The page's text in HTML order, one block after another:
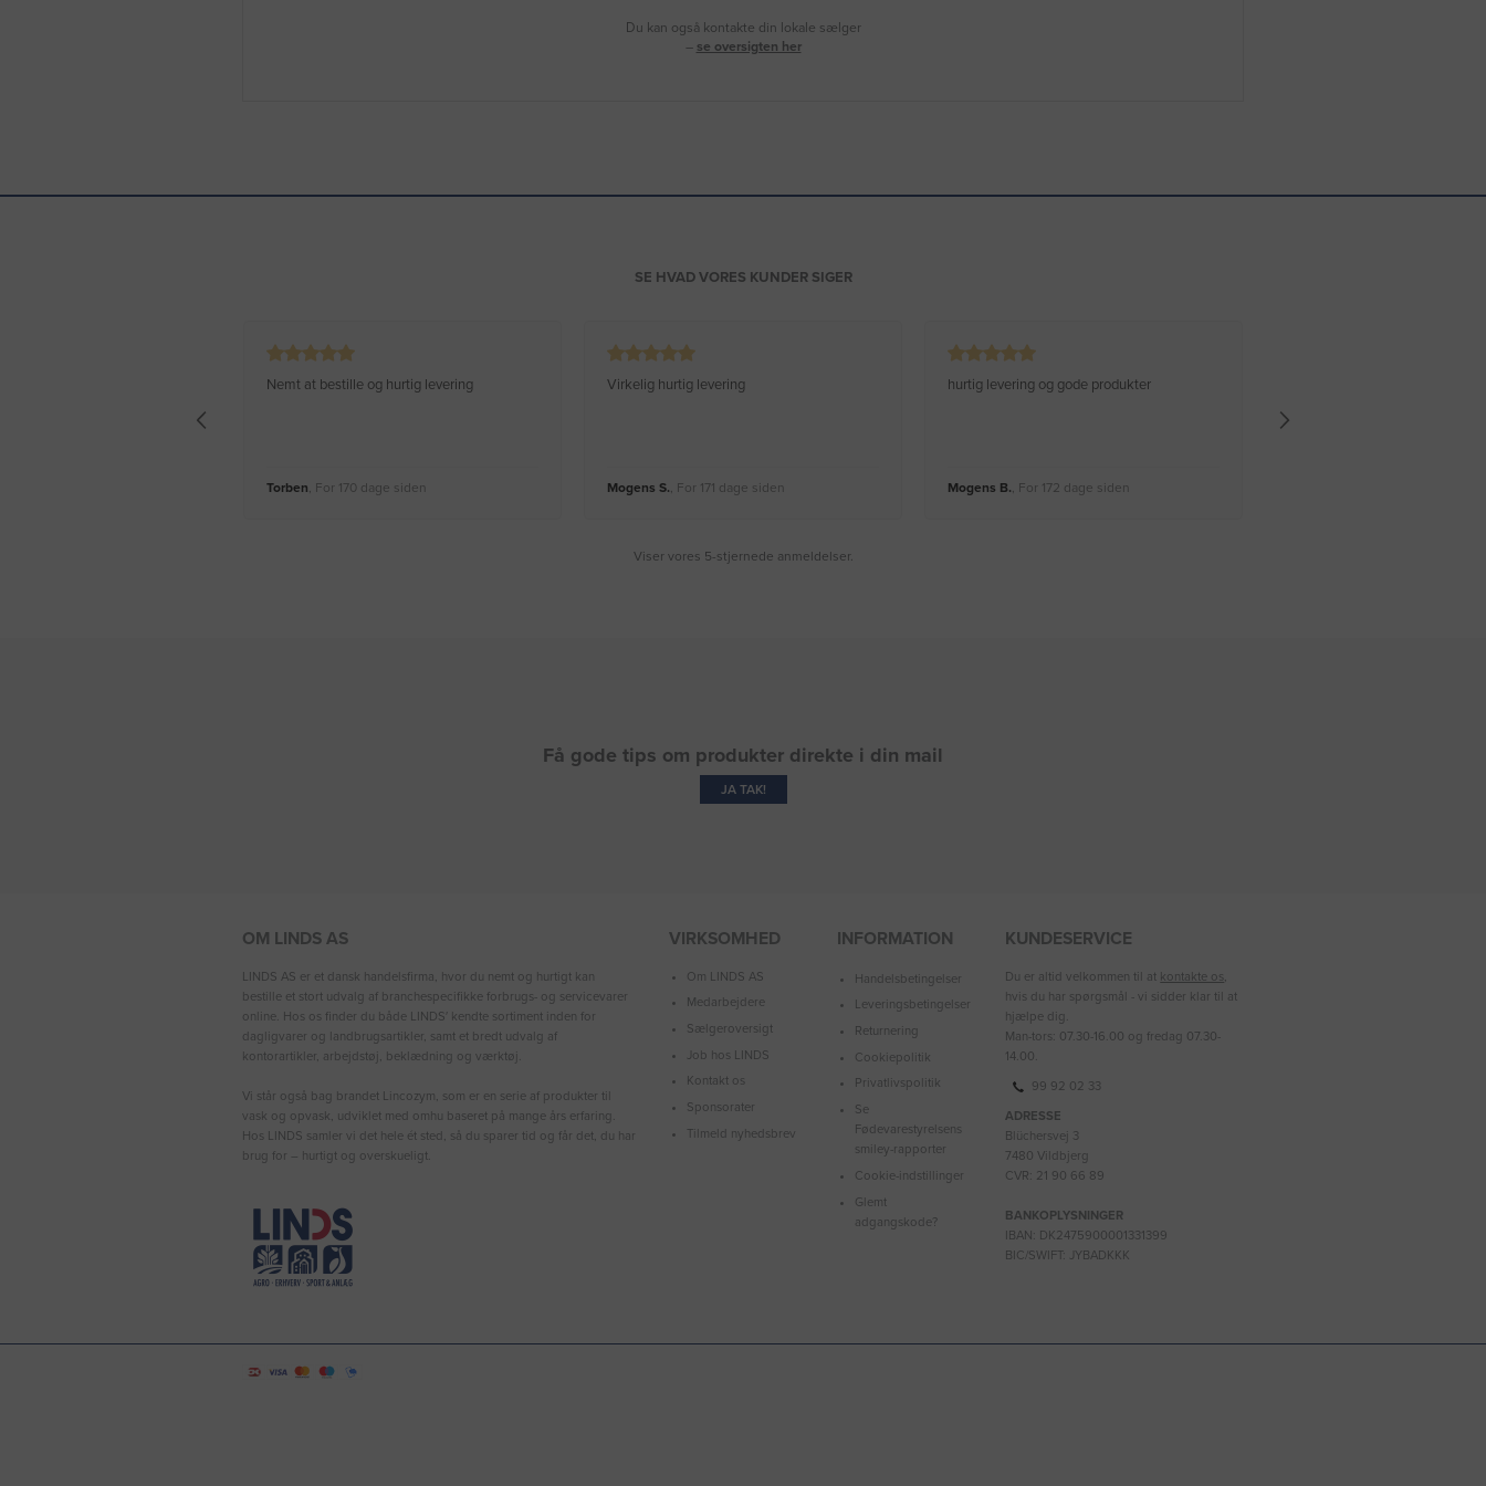
Du kan også kontakte din lokale sælger
– se oversigten her
SE HVAD VORES KUNDER SIGER
Nemt at bestille og hurtig levering
Torben, For 170 dage siden
Virkelig hurtig levering
Mogens S., For 171 dage siden
hurtig levering og gode produkter
Mogens B., For 172 dage siden
Viser vores 5-stjernede anmeldelser.
Få gode tips om produkter direkte i din mail
JA TAK!
OM LINDS AS
LINDS AS er et dansk handelsfirma, hvor du nemt og hurtigt kan
bestille et stort udvalg af branchespecifikke forbrugs- og servicevarer
online. Hos os finder du både LINDS′ kendte sortiment inden for
dagligvarer og landbrugsartikler, samt et bredt udvalg af
kontorartikler, arbejdstøj, beklædning og værktøj.
Vi står også bag brandet Lincozym, som er en serie af produkter til
vask og opvask, udviklet med omhu baseret på mange års erfaring.
Hos LINDS samler vi det hele ét sted, så du sparer tid og får det, du har
brug for – hurtigt og overskueligt.
VIRKSOMHED
Om LINDS AS
Medarbejdere
Sælgeroversigt
Job hos LINDS
Kontakt os
Sponsorater
Tilmeld nyhedsbrev
INFORMATION
Handelsbetingelser
Leveringsbetingelser
Returnering
Cookiepolitik
Privatlivspolitik
Se
Fødevarestyrelsens
smiley-rapporter
Cookie-indstillinger
Glemt
adgangskode?
KUNDESERVICE
Du er altid velkommen til at kontakte os,
hvis du har spørgsmål - vi sidder klar til at
hjælpe dig.
Man-tors: 07.30-16.00 og fredag 07.30-
14.00.
99 92 02 33
ADRESSE
Blüchersvej 3
7480 Vildbjerg
CVR: 21 90 66 89
BANKOPLYSNINGER
IBAN: DK2475900001331399
BIC/SWIFT: JYBADKKK